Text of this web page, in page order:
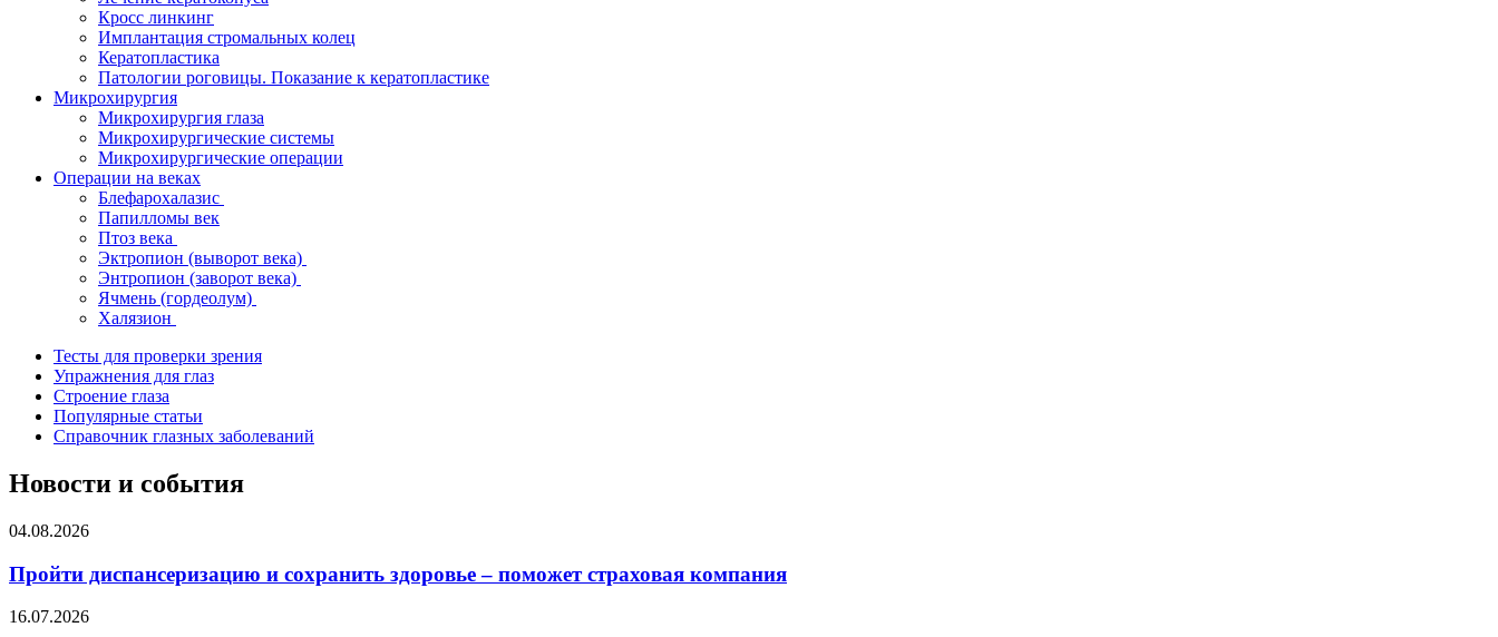
Кросс линкинг
Имплантация стромальных колец
Кератопластика
Патологии роговицы. Показание к кератопластике
Микрохирургия
Микрохирургия глаза
Микрохирургические системы
Микрохирургические операции
Операции на веках
Блефарохалазис
Папилломы век
Птоз века
Эктропион (выворот века)
Энтропион (заворот века)
Ячмень (гордеолум)
Халязион
Тесты для проверки зрения
Упражнения для глаз
Строение глаза
Популярные статьи
Справочник глазных заболеваний
Новости и события
04.08.2026
Пройти диспансеризацию и сохранить здоровье – поможет страховая компания
16.07.2026